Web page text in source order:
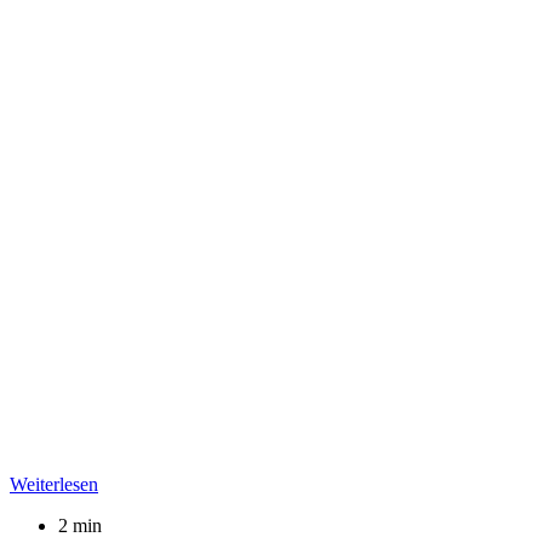
Weiterlesen
2 min